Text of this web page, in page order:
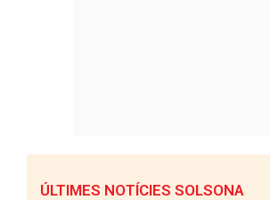
ÚLTIMES NOTÍCIES SOLSONA